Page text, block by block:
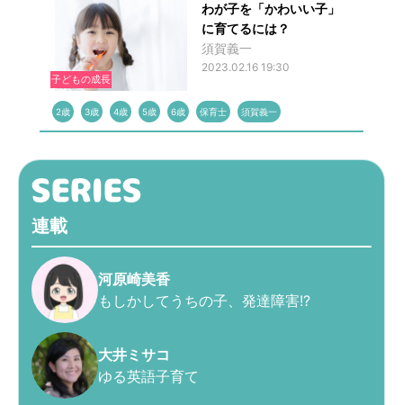
子どもの成長
わが子を「かわいい子」
に育てるには？
須賀義一
2023.02.16 19:30
2歳 3歳 4歳 5歳 6歳 保育士 須賀義一
連載
河原崎美香
もしかしてうちの子、発達障害!?
大井ミサコ
ゆる英語子育て